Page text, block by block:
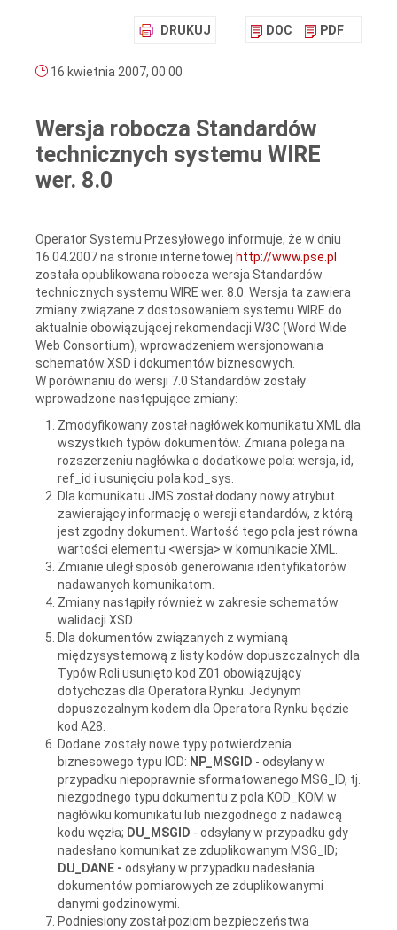
DRUKUJ DOC PDF
16 kwietnia 2007, 00:00
Wersja robocza Standardów
technicznych systemu WIRE
wer. 8.0
Operator Systemu Przesyłowego informuje, że w dniu
16.04.2007 na stronie internetowej http://www.pse.pl
została opublikowana robocza wersja Standardów
technicznych systemu WIRE wer. 8.0. Wersja ta zawiera
zmiany związane z dostosowaniem systemu WIRE do
aktualnie obowiązującej rekomendacji W3C (Word Wide
Web Consortium), wprowadzeniem wersjonowania
schematów XSD i dokumentów biznesowych.
W porównaniu do wersji 7.0 Standardów zostały
wprowadzone następujące zmiany:
Zmodyfikowany został nagłówek komunikatu XML dla
wszystkich typów dokumentów. Zmiana polega na
rozszerzeniu nagłówka o dodatkowe pola: wersja, id,
ref_id i usunięciu pola kod_sys.
Dla komunikatu JMS został dodany nowy atrybut
zawierający informację o wersji standardów, z którą
jest zgodny dokument. Wartość tego pola jest równa
wartości elementu <wersja> w komunikacie XML.
Zmianie uległ sposób generowania identyfikatorów
nadawanych komunikatom.
Zmiany nastąpiły również w zakresie schematów
walidacji XSD.
Dla dokumentów związanych z wymianą
międzysystemową z listy kodów dopuszczalnych dla
Typów Roli usunięto kod Z01 obowiązujący
dotychczas dla Operatora Rynku. Jedynym
dopuszczalnym kodem dla Operatora Rynku będzie
kod A28.
Dodane zostały nowe typy potwierdzenia
biznesowego typu IOD: NP_MSGID - odsyłany w
przypadku niepoprawnie sformatowanego MSG_ID, tj.
niezgodnego typu dokumentu z pola KOD_KOM w
nagłówku komunikatu lub niezgodnego z nadawcą
kodu węzła; DU_MSGID - odsyłany w przypadku gdy
nadesłano komunikat ze zduplikowanym MSG_ID;
DU_DANE - odsyłany w przypadku nadesłania
dokumentów pomiarowych ze zduplikowanymi
danymi godzinowymi.
Podniesiony został poziom bezpieczeństwa